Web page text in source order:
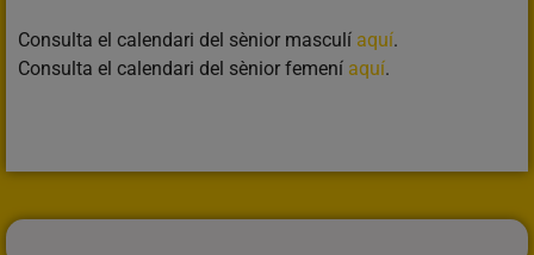
Consulta el calendari del sènior masculí aquí.
Consulta el calendari del sènior femení aquí.